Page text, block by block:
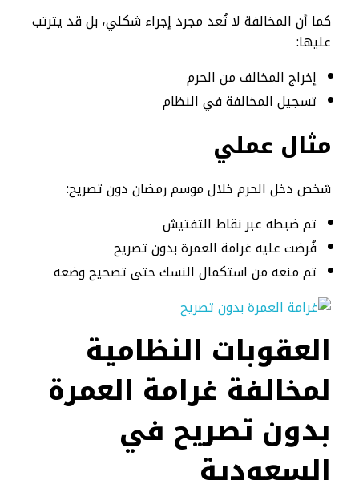
كما أن المخالفة لا تُعد مجرد إجراء شكلي، بل قد يترتب
عليها:
إخراج المخالف من الحرم
تسجيل المخالفة في النظام
مثال عملي
شخص دخل الحرم خلال موسم رمضان دون تصريح:
تم ضبطه عبر نقاط التفتيش
فُرضت عليه غرامة العمرة بدون تصريح
تم منعه من استكمال النسك حتى تصحيح وضعه
العقوبات النظامية
لمخالفة غرامة العمرة
بدون تصريح في